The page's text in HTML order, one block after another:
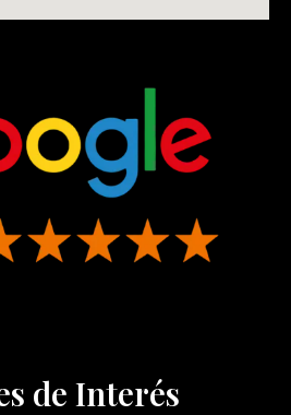
de Interés